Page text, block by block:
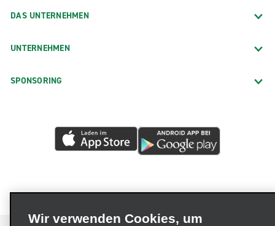
DAS UNTERNEHMEN
UNTERNEHMEN
SPONSORING
Wir verwenden Cookies, um